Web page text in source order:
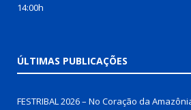
14:00h
ÚLTIMAS PUBLICAÇÕES
FESTRIBAL 2026 – No Coração da